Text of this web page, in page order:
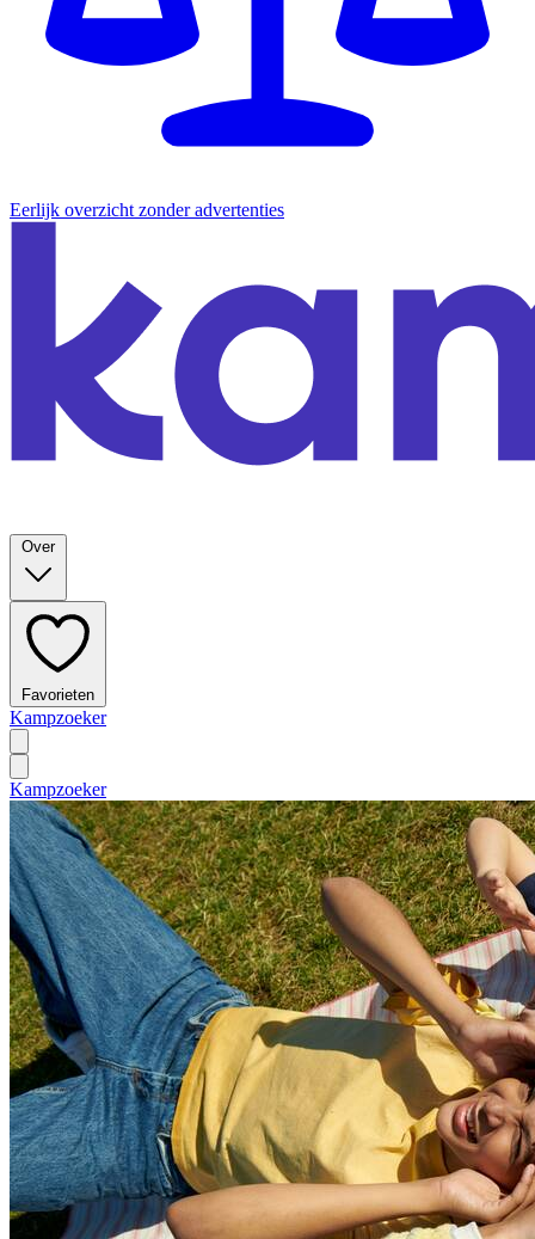
Eerlijk overzicht zonder advertenties
Over
Favorieten
Kampzoeker
Kampzoeker